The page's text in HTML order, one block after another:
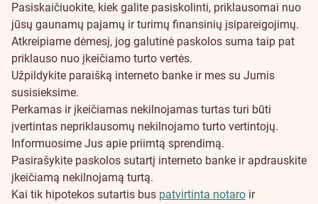
Pasiskaičiuokite, kiek galite pasiskolinti, priklausomai nuo
jūsų gaunamų pajamų ir turimų finansinių įsipareigojimų.
Atkreipiame dėmesį, jog galutinė paskolos suma taip pat
priklauso nuo įkeičiamo turto vertės.
Užpildykite paraišką interneto banke ir mes su Jumis
susisieksime.
Perkamas ir įkeičiamas nekilnojamas turtas turi būti
įvertintas nepriklausomų nekilnojamo turto vertintojų.
Informuosime Jus apie priimtą sprendimą.
Pasirašykite paskolos sutartį interneto banke ir apdrauskite
įkeičiamą nekilnojamą turtą.
Kai tik hipotekos sutartis bus patvirtinta notaro ir